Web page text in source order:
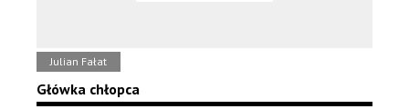
Julian Fałat
Główka chłopca